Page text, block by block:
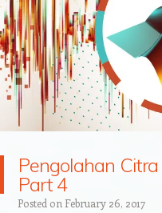
Pengolahan
Part 4
Posted on February 26, 2017